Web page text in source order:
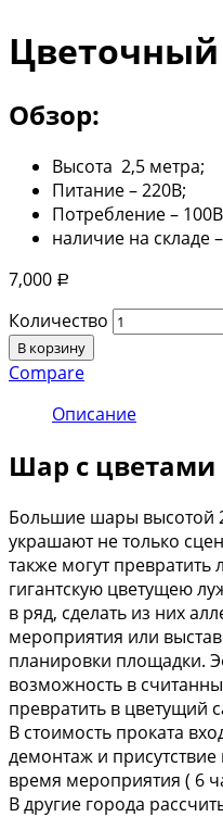
Обзор:
Высота 2,5 метра;
Питание – 220В;
Потребление –
наличие на складе
7,000 Р
Количество
В корзину
Compare
Описание
Шар с цветами
Большие шары высотой
украшают не только
также могут
гигантскую цветущею
в ряд, сделать из них
мероприятия или
планировки площадки.
возможность в
превратить в цветущий
В стоимость проката
демонтаж и
время мероприятия ( 6
В другие города